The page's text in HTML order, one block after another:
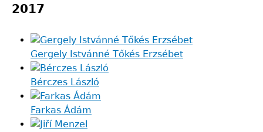
2017
Gergely Istvánné Tőkés Erzsébet
Bérczes László
Farkas Ádám